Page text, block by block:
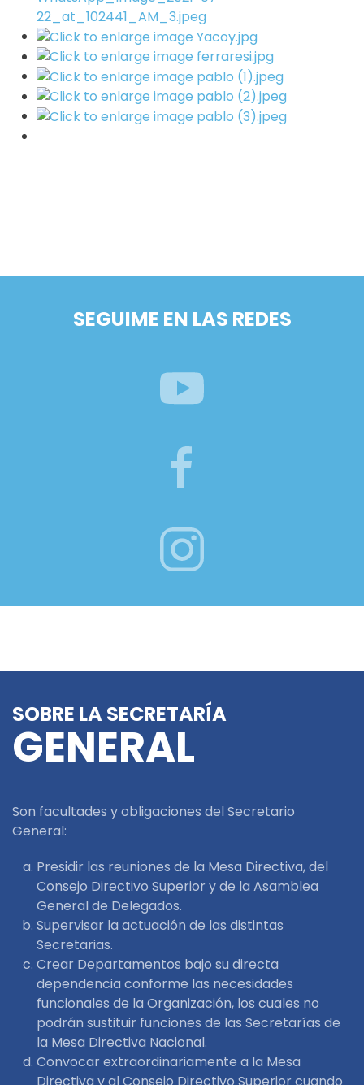
SEGUIME EN LAS REDES
SOBRE LA SECRETARÍA
GENERAL
Son facultades y obligaciones del Secretario
General:
Presidir las reuniones de la Mesa Directiva, del
Consejo Directivo Superior y de la Asamblea
General de Delegados.
Supervisar la actuación de las distintas
Secretarias.
Crear Departamentos bajo su directa
dependencia conforme las necesidades
funcionales de la Organización, los cuales no
podrán sustituir funciones de las Secretarías de
la Mesa Directiva Nacional.
Convocar extraordinariamente a la Mesa